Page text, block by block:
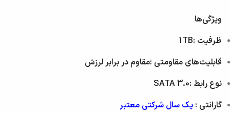
ویژگی‌ها
ظرفیت :1TB
قابلیت‌های مقاومتی :مقاوم در برابر لرزش
نوع رابط :SATA 3.0
گارانتی : یک سال شرکتی معتبر